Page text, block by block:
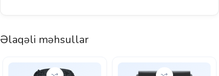
Əlaqəli məhsullar